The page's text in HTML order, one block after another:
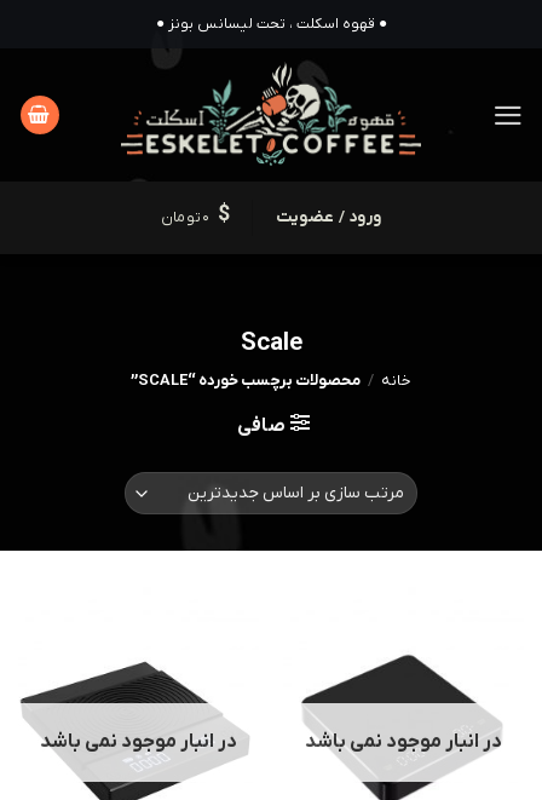
● قهوه اسکلت ، تحت لیسانس بونز ●
ورود / عضویت 0تومان
Scale
خانه / محصولات برچسب خورده “SCALE”
صافی
در انبار موجود نمی باشد در انبار موجود نمی باشد